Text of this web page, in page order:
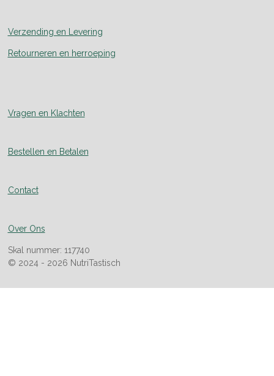
Verzending en Levering
Retourneren en herroeping
Vragen en Klachten
Bestellen en Betalen
Contact
Over Ons
Skal nummer: 117740
© 2024 - 2026 NutriTastisch